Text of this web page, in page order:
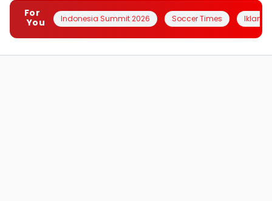
For
You
Indonesia Summit 2026 Soccer Times Iklanin